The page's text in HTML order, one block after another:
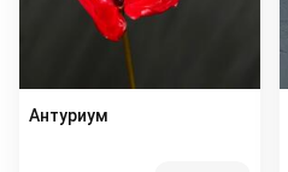
Антуриум